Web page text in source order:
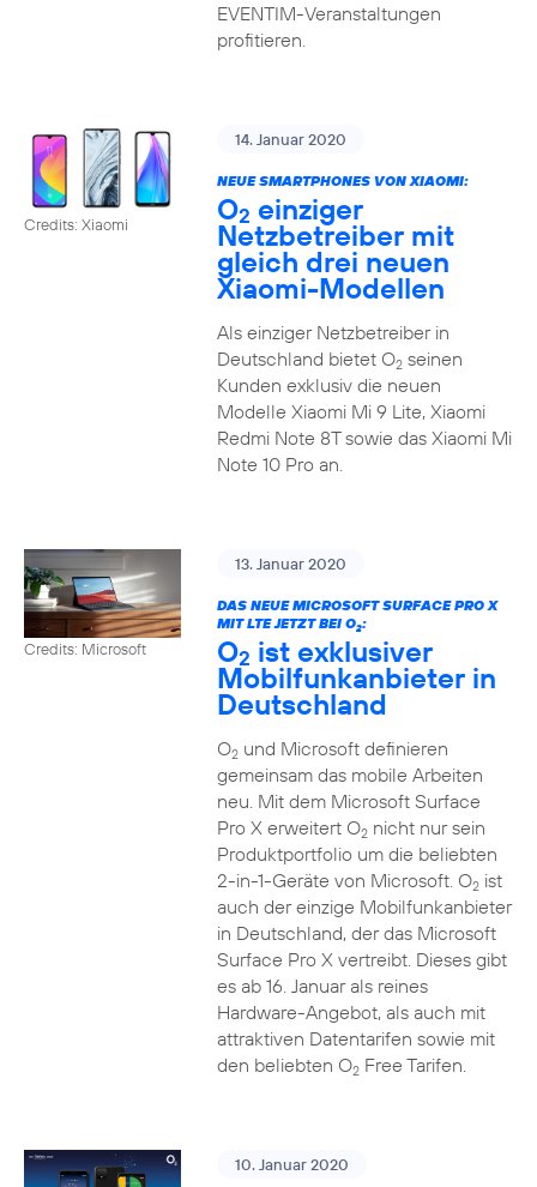
EVENTIM-Veranstaltungen
profitieren.
Credits: Xiaomi
14. Januar 2020
NEUE SMARTPHONES VON XIAOMI:
O2 einziger
Netzbetreiber mit
gleich drei neuen
Xiaomi-Modellen
Als einziger Netzbetreiber in
Deutschland bietet O2seinen
Kunden exklusiv die neuen
Modelle Xiaomi Mi 9 Lite, Xiaomi
Redmi Note 8T sowie das Xiaomi Mi
Note 10 Pro an.
Credits: Microsoft
13. Januar 2020
DAS NEUE MICROSOFT SURFACE PRO X
MIT LTE JETZT BEI O2:
O2 ist exklusiver
Mobilfunkanbieter in
Deutschland
O2und Microsoft definieren
gemeinsam das mobile Arbeiten
neu. Mit dem Microsoft Surface
Pro X erweitert O2nicht nur sein
Produktportfolio um die beliebten
2-in-1-Geräte von Microsoft. O2ist
auch der einzige Mobilfunkanbieter
in Deutschland, der das Microsoft
Surface Pro X vertreibt. Dieses gibt
es ab 16. Januar als reines
Hardware-Angebot, als auch mit
attraktiven Datentarifen sowie mit
den beliebten O2Free Tarifen.
10. Januar 2020